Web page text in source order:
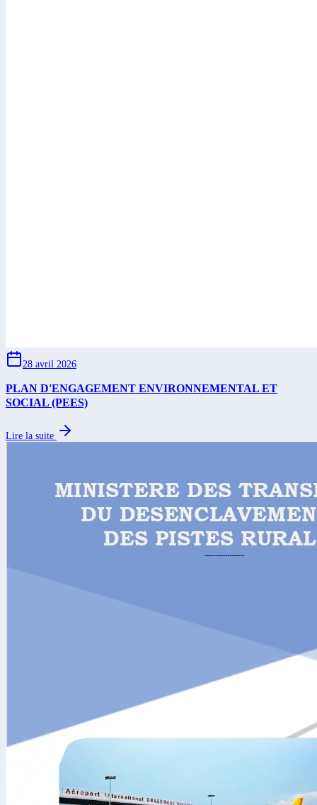
28 avril 2026
PLAN D'ENGAGEMENT ENVIRONNEMENTAL ET
SOCIAL (PEES)
Lire la suite